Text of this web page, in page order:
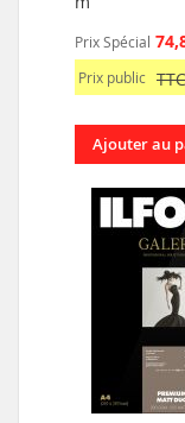
Prix Spécial
Prix public
Ajouter au